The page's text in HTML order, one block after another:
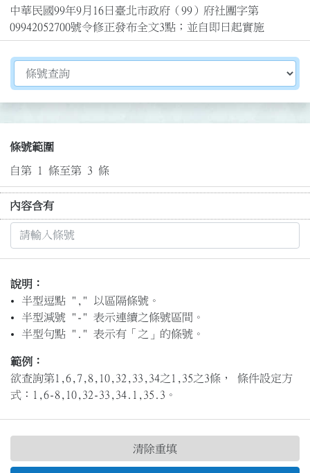
中華民國99年9月16日臺北市政府（99）府社團字第
09942052700號令修正發布全文3點；並自即日起實施
切換選擇法規資訊內容
條號範圍
自第 1 條至第 3 條
內容含有
說明：
半型逗點 "," 以區隔條號。
半型減號 "-" 表示連續之條號區間。
半型句點 "." 表示有「之」的條號。
範例：
欲查詢第1,6,7,8,10,32,33,34之1,35之3條， 條件設定方
式：1,6-8,10,32-33,34.1,35.3。
清除重填